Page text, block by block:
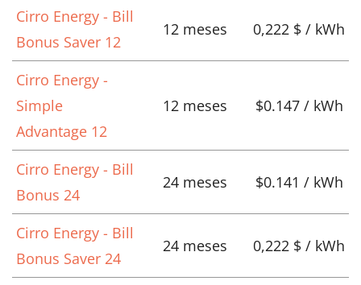
Cirro Energy - Bill
Bonus Saver 12
12 meses 0,222 $ / kWh
Cirro Energy -
Simple
Advantage 12
12 meses $0.147 / kWh
Cirro Energy - Bill
Bonus 24
24 meses $0.141 / kWh
Cirro Energy - Bill
Bonus Saver 24
24 meses 0,222 $ / kWh